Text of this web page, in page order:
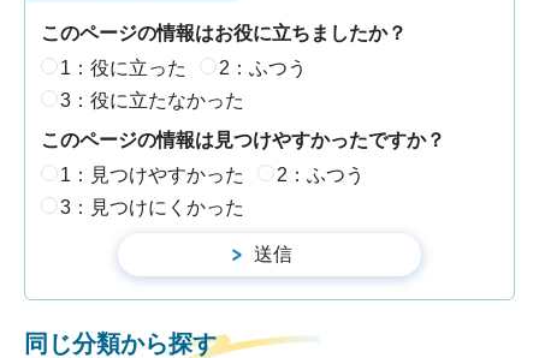
このページの情報はお役に立ちましたか？
1：役に立った
2：ふつう
3：役に立たなかった
このページの情報は見つけやすかったですか？
1：見つけやすかった
2：ふつう
3：見つけにくかった
同じ分類から探す